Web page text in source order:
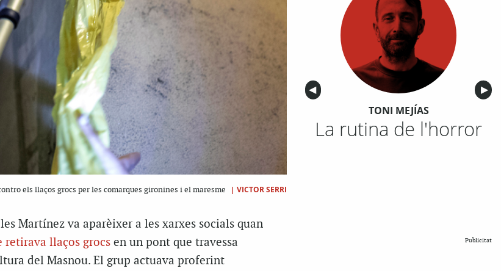
els llaços grocs per les comarques gironines i el maresme | VICTOR SERRI
Martínez va aparèixer a les xarxes socials quan
retirava llaços grocsen un pont que travessa
del Masnou. El grup actuava proferint
Anterior
◀︎ ▶︎
TONI MEJÍAS
La rutina de l'horror
Publicitat